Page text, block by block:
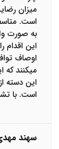
میزان
است.
به صورت
این
اوصاف
میکنند که
این دسته
است. با
سهند